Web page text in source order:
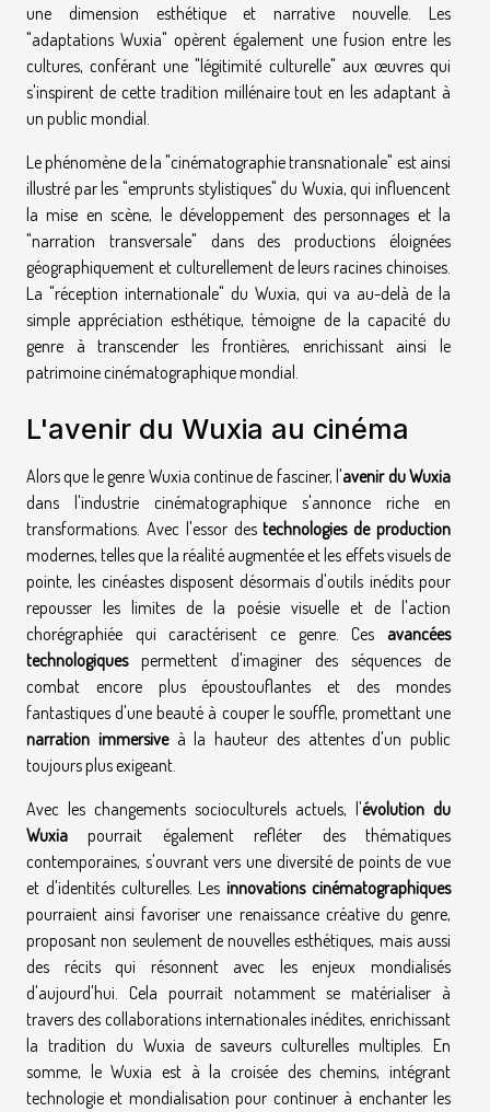
une dimension esthétique et narrative nouvelle. Les
"adaptations Wuxia" opèrent également une fusion entre les
cultures, conférant une "légitimité culturelle" aux œuvres qui
s'inspirent de cette tradition millénaire tout en les adaptant à
un public mondial.
Le phénomène de la "cinématographie transnationale" est ainsi
illustré par les "emprunts stylistiques" du Wuxia, qui influencent
la mise en scène, le développement des personnages et la
"narration transversale" dans des productions éloignées
géographiquement et culturellement de leurs racines chinoises.
La "réception internationale" du Wuxia, qui va au-delà de la
simple appréciation esthétique, témoigne de la capacité du
genre à transcender les frontières, enrichissant ainsi le
patrimoine cinématographique mondial.
L'avenir du Wuxia au cinéma
Alors que le genre Wuxia continue de fasciner, l'avenir du Wuxia
dans l'industrie cinématographique s'annonce riche en
transformations. Avec l'essor destechnologies de production
modernes, telles que la réalité augmentée et les effets visuels de
pointe, les cinéastes disposent désormais d'outils inédits pour
repousser les limites de la poésie visuelle et de l'action
chorégraphiée qui caractérisent ce genre. Ces avancées
technologiquespermettent d'imaginer des séquences de
combat encore plus époustouflantes et des mondes
fantastiques d'une beauté à couper le souffle, promettant une
narration immersiveà la hauteur des attentes d'un public
toujours plus exigeant.
Avec les changements socioculturels actuels, l'évolution du
Wuxia pourrait également refléter des thématiques
contemporaines, s'ouvrant vers une diversité de points de vue
et d'identités culturelles. Lesinnovations cinématographiques
pourraient ainsi favoriser une renaissance créative du genre,
proposant non seulement de nouvelles esthétiques, mais aussi
des récits qui résonnent avec les enjeux mondialisés
d'aujourd'hui. Cela pourrait notamment se matérialiser à
travers des collaborations internationales inédites, enrichissant
la tradition du Wuxia de saveurs culturelles multiples. En
somme, le Wuxia est à la croisée des chemins, intégrant
technologie et mondialisation pour continuer à enchanter les